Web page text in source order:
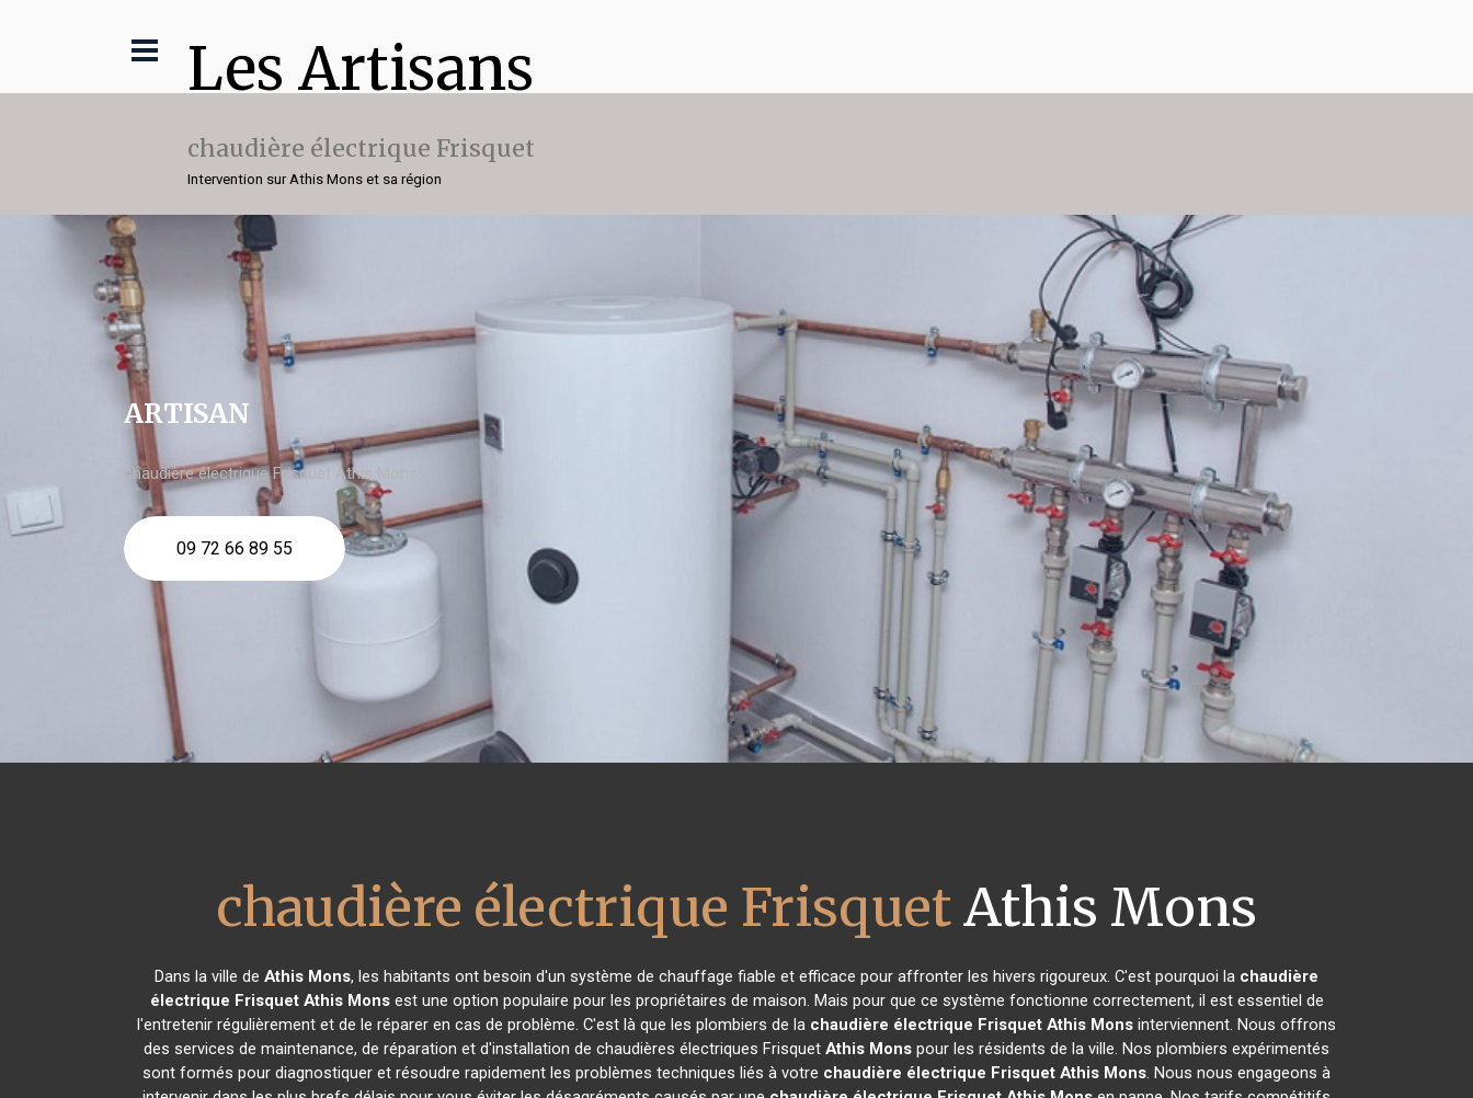
Les Artisans
chaudière électrique Frisquet
Intervention sur Athis Mons et sa région
ARTISAN
chaudière électrique Frisquet Athis Mons
09 72 66 89 55
chaudière électrique FrisquetAthis Mons
Dans la ville de Athis Mons, les habitants ont besoin d'un système de chauffage fiable et efficace pour affronter les hivers rigoureux. C'est pourquoi la chaudière
électrique Frisquet Athis Monsest une option populaire pour les propriétaires de maison. Mais pour que ce système fonctionne correctement, il est essentiel de
l'entretenir régulièrement et de le réparer en cas de problème. C'est là que les plombiers de la chaudière électrique Frisquet Athis Mons interviennent. Nous offrons
des services de maintenance, de réparation et d'installation de chaudières électriques Frisquet Athis Mons pour les résidents de la ville. Nos plombiers expérimentés
sont formés pour diagnostiquer et résoudre rapidement les problèmes techniques liés à votre chaudière électrique Frisquet Athis Mons. Nous nous engageons à